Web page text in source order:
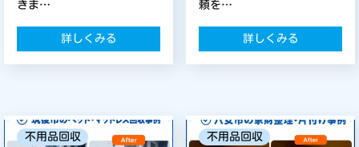
詳しくみる
きま…
詳しくみる
頼を…
不用品回収 不用品回収